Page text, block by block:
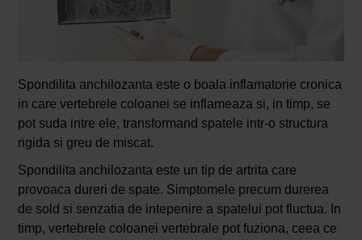
Spondilita anchilozanta este o boala inflamatorie cronica
in care vertebrele coloanei se inflameaza si, in timp, se
pot suda intre ele, transformand spatele intr-o structura
rigida si greu de miscat.
Spondilita anchilozanta este un tip de artrita care
provoaca dureri de spate. Simptomele precum durerea
de sold si senzatia de intepenire a spatelui pot fluctua. In
timp, vertebrele coloanei vertebrale pot fuziona, ceea ce